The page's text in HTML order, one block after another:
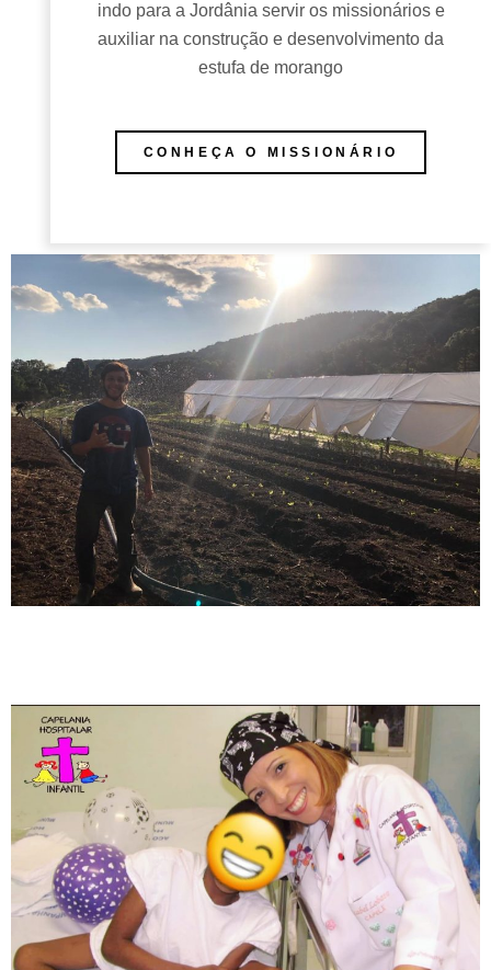
indo para a Jordânia servir os missionários e
auxiliar na construção e desenvolvimento da
estufa de morango
CONHEÇA O MISSIONÁRIO